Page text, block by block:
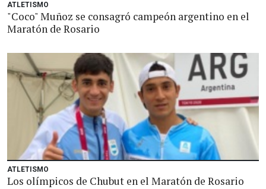
ATLETISMO
"Coco" Muñoz se consagró campeón argentino en el
Maratón de Rosario
ATLETISMO
Los olímpicos de Chubut en el Maratón de Rosario